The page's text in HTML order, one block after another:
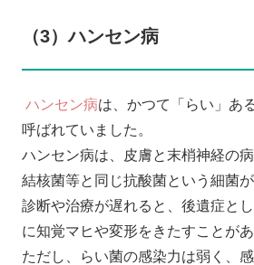
（3）ハンセン病
ハンセン病は、かつて「らい」あ
呼ばれていました。
ハンセン病は、皮膚と末梢神経の
結核菌等と同じ抗酸菌という細菌
診断や治療が遅れると、後遺症と
に知覚マヒや変形をきたすことがあ
ただし、らい菌の感染力は弱く、